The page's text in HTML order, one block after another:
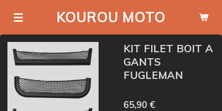
contenu
principal
KOUROU MOTO
KIT FILET BOIT A
GANTS
FUGLEMAN
65,90 €